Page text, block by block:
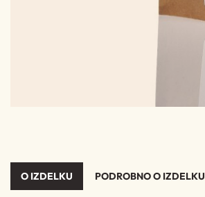
O IZDELKU PODROBNO O IZDELKU